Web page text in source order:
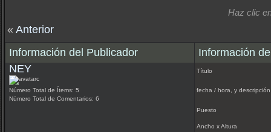
Haz clic
« Anterior
Información del Publicador
NEY
Número Total de Ítems: 5
Número Total de Comentarios: 6
Información
Título
fecha / hora, y descripción
Puesto
Ancho x Altura